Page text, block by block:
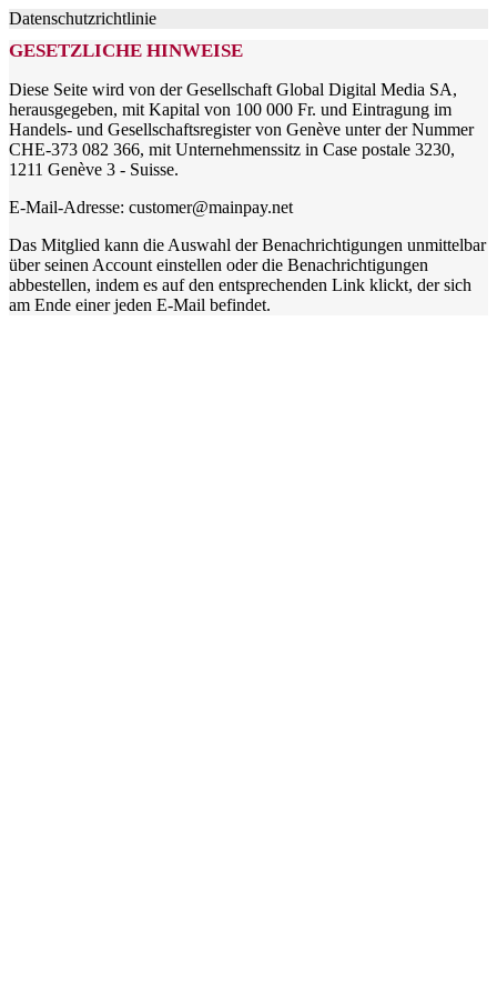
Datenschutzrichtlinie
GESETZLICHE HINWEISE
Diese Seite wird von der Gesellschaft Global Digital Media SA,
herausgegeben, mit Kapital von 100 000 Fr. und Eintragung im
Handels- und Gesellschaftsregister von Genève unter der Nummer
CHE-373 082 366, mit Unternehmenssitz in Case postale 3230,
1211 Genève 3 - Suisse.
E-Mail-Adresse: customer@mainpay.net
Das Mitglied kann die Auswahl der Benachrichtigungen unmittelbar
über seinen Account einstellen oder die Benachrichtigungen
abbestellen, indem es auf den entsprechenden Link klickt, der sich
am Ende einer jeden E-Mail befindet.